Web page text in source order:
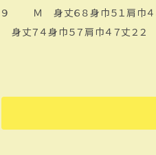
９ Ｍ 身丈６８身巾５１肩巾
身丈７４身巾５７肩巾４７丈２